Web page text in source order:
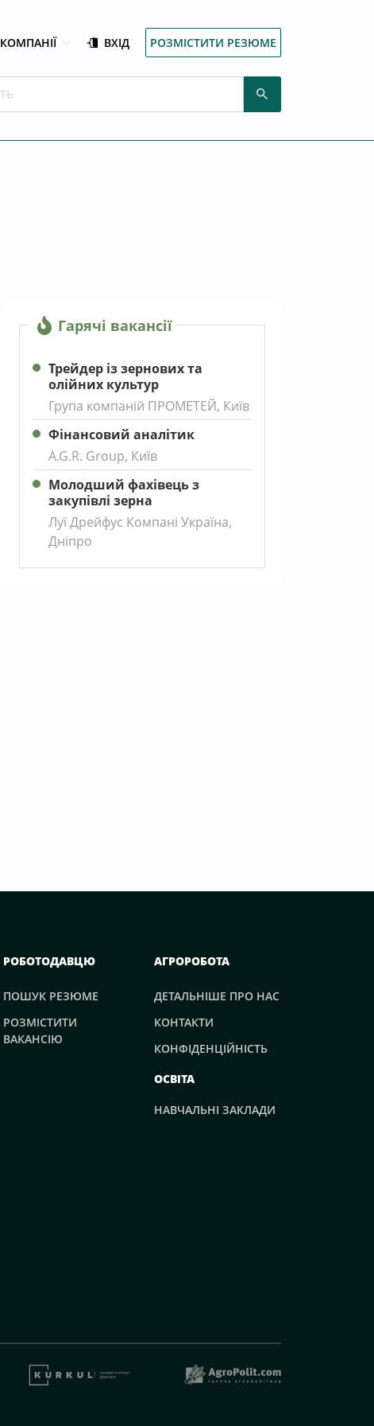
КОМПАНІЇ ВХІД РОЗМІСТИТИ РЕЗЮМЕ
Гарячі вакансії
Трейдер із зернових та
олійних культур
Група компаній ПРОМЕТЕЙ, Київ
Фінансовий аналітик
A.G.R. Group, Київ
Молодший фахівець з
закупівлі зерна
Луї Дрейфус Компані Україна,
Дніпро
РОБОТОДАВЦЮ
ПОШУК РЕЗЮМЕ
РОЗМІСТИТИ
ВАКАНСІЮ
АГРОРОБОТА
ДЕТАЛЬНІШЕ ПРО НАС
КОНТАКТИ
КОНФІДЕНЦІЙНІСТЬ
ОСВІТА
НАВЧАЛЬНІ ЗАКЛАДИ